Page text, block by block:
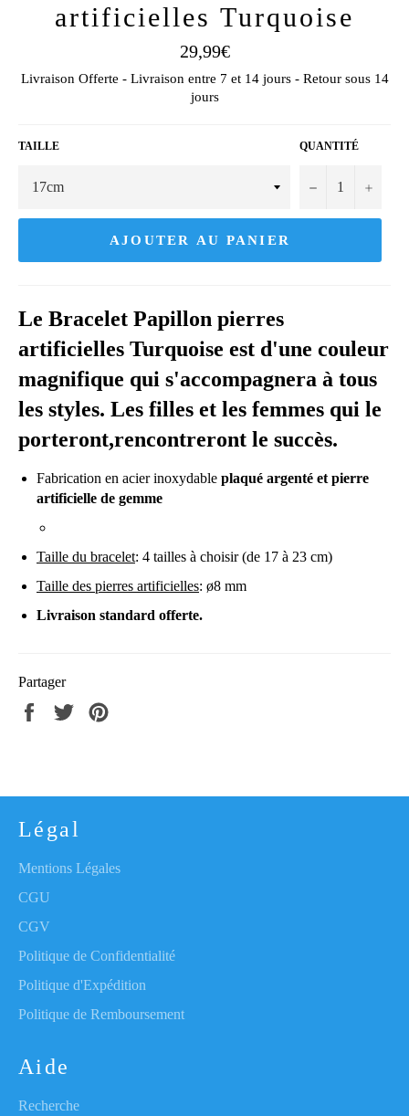
artificielles Turquoise
Prix
régulier
29,99€
Livraison Offerte - Livraison entre 7 et 14 jours - Retour sous 14
jours
TAILLE QUANTITÉ
− +
AJOUTER AU PANIER
Le Bracelet Papillon pierres
artificielles Turquoise est d'une couleur
magnifique qui s'accompagnera à tous
les styles. Les filles et les femmes qui le
porteront,rencontreront le succès.
Fabrication en acier inoxydable plaqué argenté et pierre
artificielle de gemme
Taille du bracelet: 4 tailles à choisir (de 17 à 23 cm)
Taille des pierres artificielles: ø8 mm
Livraison standard offerte.
Partager
PartagerTweeter
Légal
Mentions Légales
CGU
CGV
Politique de Confidentialité
Politique d'Expédition
Politique de Remboursement
Aide
Recherche